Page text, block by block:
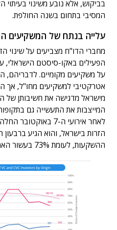
בביקוש, אלא נובע משינוי
המסיבי בתחום בשנה החולפת.
עלייה בנתח של המשקיעים
מחברי הדו"ח מצביעים על שינוי
הפעילים באקו-סיסטם הישראלי,
על משקיעים מקומיים. לדבריהם,
אטרקטיבי למשקיעים מחו"ל, אך
מישראל מדגישה את חשיבותן של
המייצבות את התעשייה גם
לאחר אירועי ה-7
ההשקעות, לעומת 73% בעשור האחרון.